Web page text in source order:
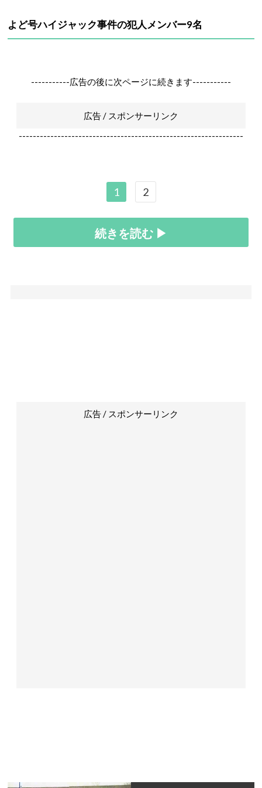
よど号ハイジャック事件の犯人メンバー9名
-----------広告の後に次ページに続きます-----------
広告 / スポンサーリンク
----------------------------------------------------------------
1 2
続きを読む ▶
広告 / スポンサーリンク